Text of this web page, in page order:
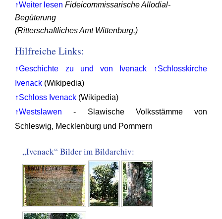
↑Weiter lesen Fideicommissarische Allodial-
Begüterung
(Ritterschaftliches Amt Wittenburg.)
Hilfreiche Links:
↑Geschichte zu und von Ivenack
↑Schlosskirche
Ivenack (Wikipedia)
↑Schloss Ivenack (Wikipedia)
↑Westslawen - Slawische Volksstämme von
Schleswig, Mecklenburg und Pommern
„Ivenack“ Bilder im Bildarchiv: